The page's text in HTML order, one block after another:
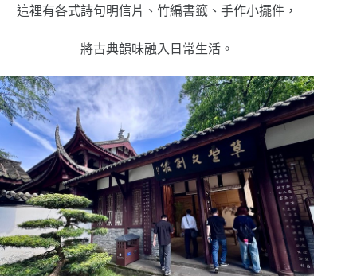
這裡有各式詩句明信片、竹編書籤、手作小擺件，
將古典韻味融入日常生活。